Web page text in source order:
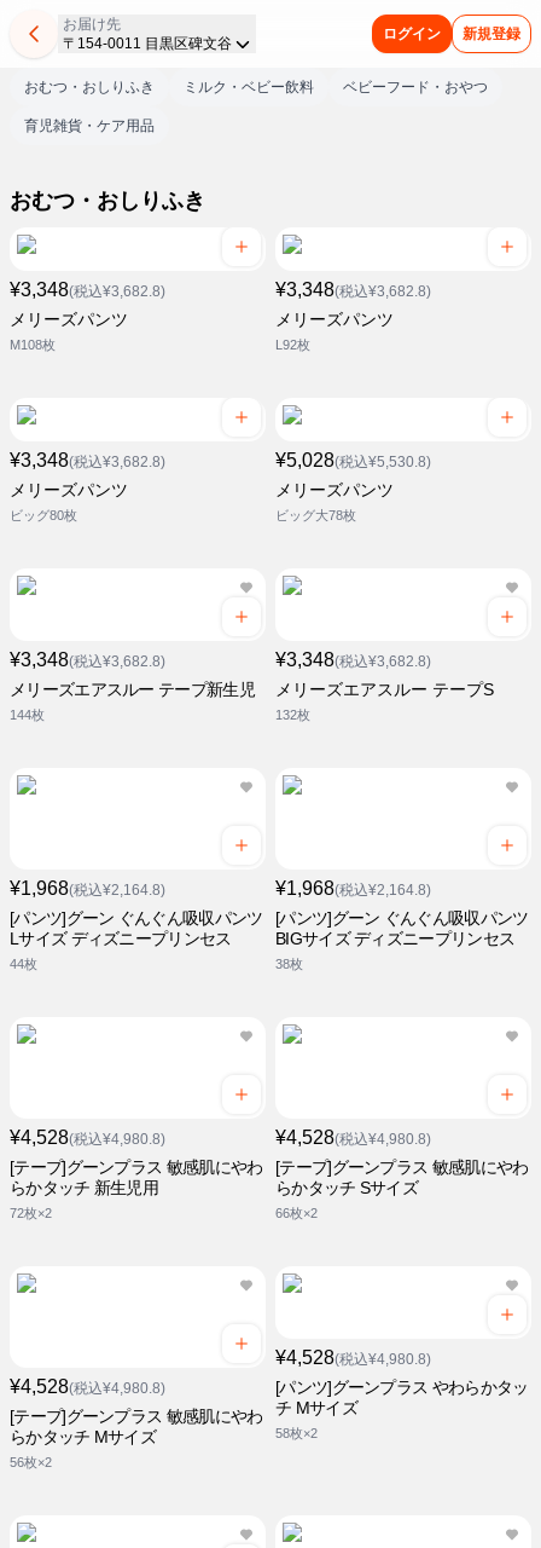
お届け先
〒154-0011 目黒区碑文谷
ログイン 新規登録
おむつ・おしりふき ミルク・ベビー飲料 ベビーフード・おやつ
育児雑貨・ケア用品
おむつ・おしりふき
¥3,348(税込¥3,682.8)
メリーズパンツ
M108枚
¥3,348(税込¥3,682.8)
メリーズパンツ
L92枚
¥3,348(税込¥3,682.8)
メリーズパンツ
ビッグ80枚
¥5,028(税込¥5,530.8)
メリーズパンツ
ビッグ大78枚
¥3,348(税込¥3,682.8)
メリーズエアスルー テープ新生児
144枚
¥3,348(税込¥3,682.8)
メリーズエアスルー テープS
132枚
¥1,968(税込¥2,164.8)
[パンツ]グーン ぐんぐん吸収パンツ
Lサイズ ディズニープリンセス
44枚
¥1,968(税込¥2,164.8)
[パンツ]グーン ぐんぐん吸収パンツ
BIGサイズ ディズニープリンセス
38枚
¥4,528(税込¥4,980.8)
[テープ]グーンプラス 敏感肌にやわ
らかタッチ 新生児用
72枚×2
¥4,528(税込¥4,980.8)
[テープ]グーンプラス 敏感肌にやわ
らかタッチ Sサイズ
66枚×2
¥4,528(税込¥4,980.8)
[テープ]グーンプラス 敏感肌にやわ
らかタッチ Mサイズ
56枚×2
¥4,528(税込¥4,980.8)
[パンツ]グーンプラス やわらかタッ
チ Mサイズ
58枚×2